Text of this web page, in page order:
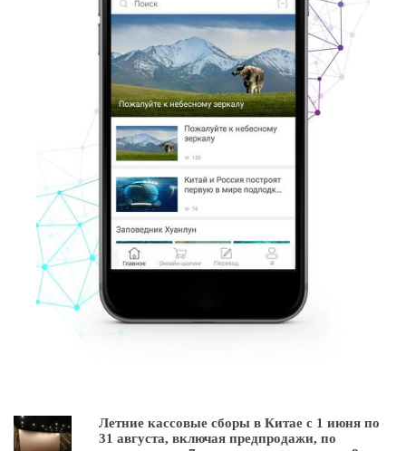
Летние кассовые сборы в Китае с 1 июня по
31 августа, включая предпродажи, по